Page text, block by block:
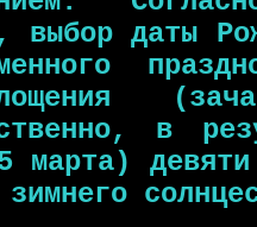
выбор даты
в
марта) девяти